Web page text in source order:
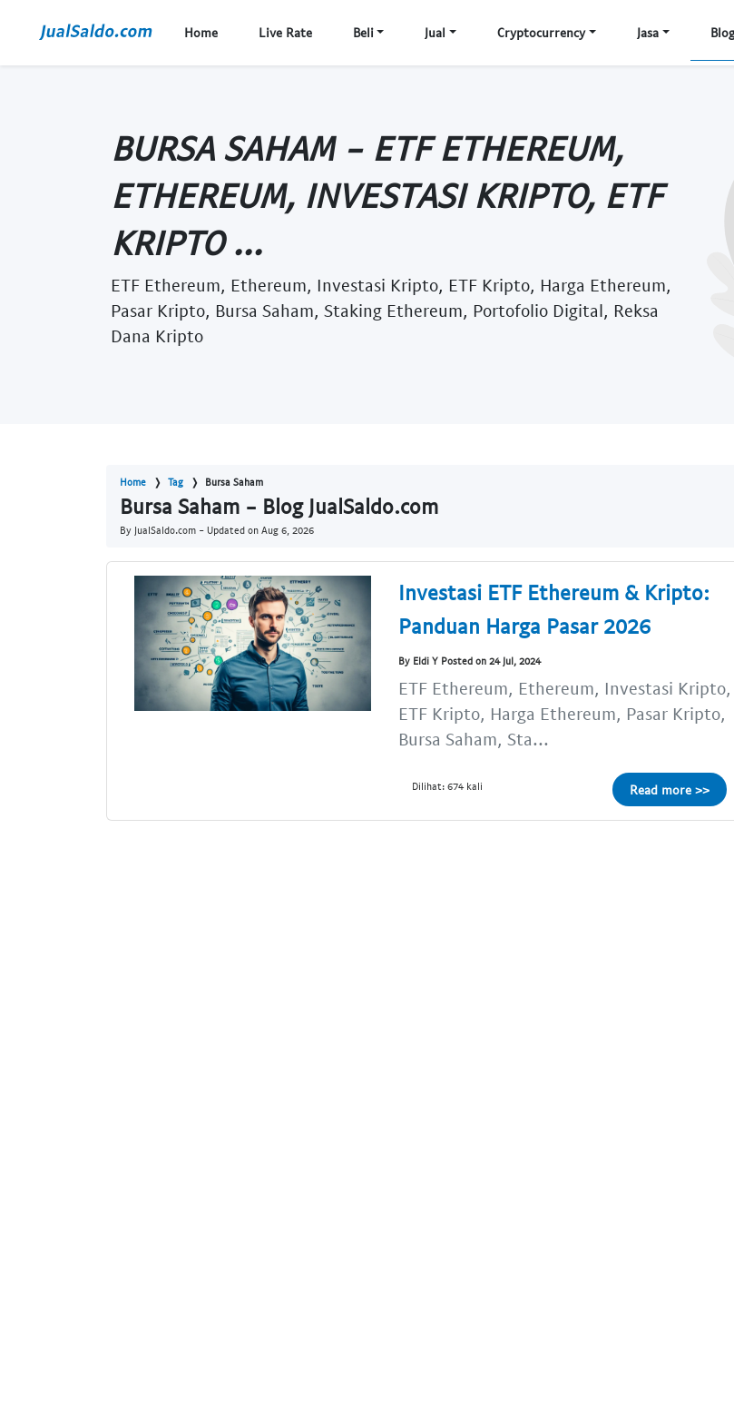
Home Live Rate Beli Jual Cryptocurrency Jasa
BURSA SAHAM - ETF ETHEREUM,
ETHEREUM, INVESTASI KRIPTO, ETF
KRIPTO ...
ETF Ethereum, Ethereum, Investasi Kripto, ETF Kripto, Harga Ethereum,
Pasar Kripto, Bursa Saham, Staking Ethereum, Portofolio Digital, Reksa
Dana Kripto
Home Tag Bursa Saham
Bursa Saham - Blog JualSaldo.com
By JualSaldo.com - Updated on Aug 6, 2026
Investasi ETF Ethereum & Kripto:
Panduan Harga Pasar 2026
By Eldi Y Posted on 24 Jul, 2024
ETF Ethereum, Ethereum, Investasi Kripto,
ETF Kripto, Harga Ethereum, Pasar Kripto,
Bursa Saham, Sta...
Dilihat: 674 kali Read more >>